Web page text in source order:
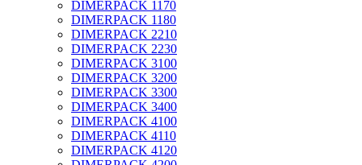
DIMERPACK 1170
DIMERPACK 1180
DIMERPACK 2210
DIMERPACK 2230
DIMERPACK 3100
DIMERPACK 3200
DIMERPACK 3300
DIMERPACK 3400
DIMERPACK 4100
DIMERPACK 4110
DIMERPACK 4120